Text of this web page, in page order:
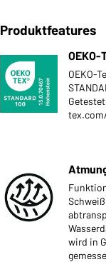
Produktfeatures
OEKO-
OEKO-
wird in